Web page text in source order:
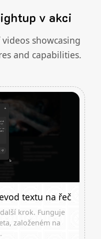
v akci
showcasing
and capabilities.
textu na řeč
krok. Funguje
založeném na